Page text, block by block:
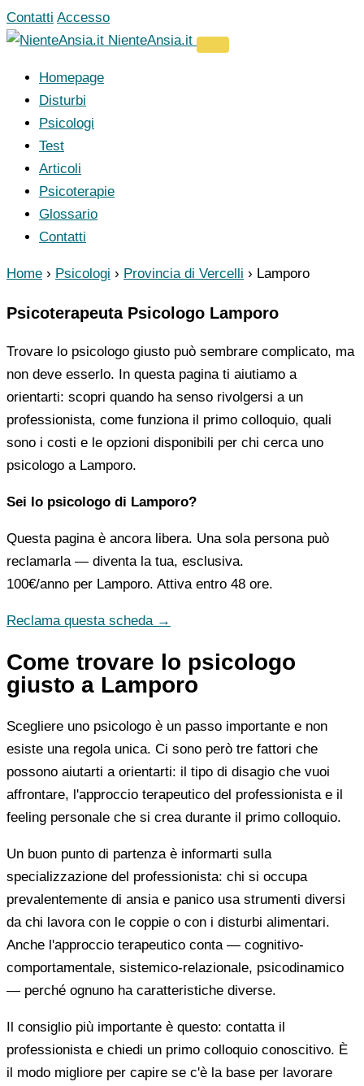
Vai
al
Contatti Accesso
NienteAnsia.it
Homepage
Disturbi
Psicologi
Test
Articoli
Psicoterapie
Glossario
Contatti
Home › Psicologi › Provincia di Vercelli › Lamporo
Psicoterapeuta Psicologo Lamporo
Trovare lo psicologo giusto può sembrare complicato, ma
non deve esserlo. In questa pagina ti aiutiamo a
orientarti: scopri quando ha senso rivolgersi a un
professionista, come funziona il primo colloquio, quali
sono i costi e le opzioni disponibili per chi cerca uno
psicologo a Lamporo.
Sei lo psicologo di Lamporo?
Questa pagina è ancora libera. Una sola persona può
reclamarla — diventa la tua, esclusiva.
100€/anno per Lamporo. Attiva entro 48 ore.
Reclama questa scheda →
Come trovare lo psicologo
giusto a Lamporo
Scegliere uno psicologo è un passo importante e non
esiste una regola unica. Ci sono però tre fattori che
possono aiutarti a orientarti: il tipo di disagio che vuoi
affrontare, l'approccio terapeutico del professionista e il
feeling personale che si crea durante il primo colloquio.
Un buon punto di partenza è informarti sulla
specializzazione del professionista: chi si occupa
prevalentemente di ansia e panico usa strumenti diversi
da chi lavora con le coppie o con i disturbi alimentari.
Anche l'approccio terapeutico conta — cognitivo-
comportamentale, sistemico-relazionale, psicodinamico
— perché ognuno ha caratteristiche diverse.
Il consiglio più importante è questo: contatta il
professionista e chiedi un primo colloquio conoscitivo. È
il modo migliore per capire se c'è la base per lavorare